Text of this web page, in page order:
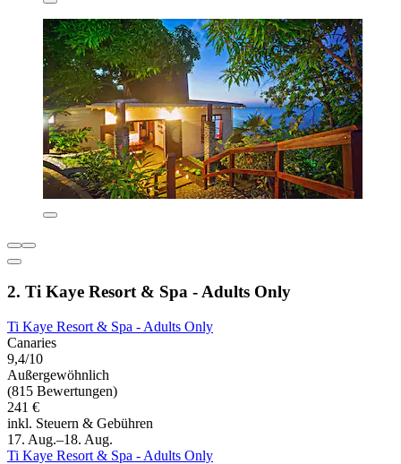
2. Ti Kaye Resort & Spa - Adults Only
Ti Kaye Resort & Spa - Adults Only
Canaries
9,4/10
Außergewöhnlich
(815 Bewertungen)
241 €
inkl. Steuern & Gebühren
17. Aug.–18. Aug.
Ti Kaye Resort & Spa - Adults Only